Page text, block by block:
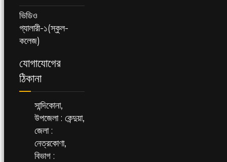
ভিডিও
গ্যালারী-১(স্কুল-
কলেজ)
যোগাযোগের
ঠিকানা
সান্দিকোনা,
উপজেলা : কেন্দুয়া,
জেলা :
নেত্রকোণা,
বিভাগ :